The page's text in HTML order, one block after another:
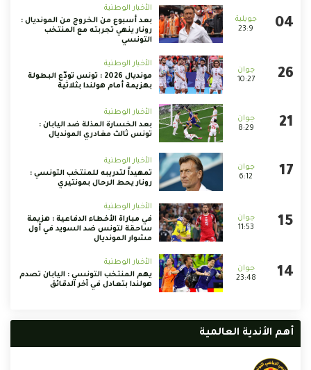
23:9
الأخبار الوطنية
بعد أسبوع من الخروج من المونديال :
رونار ينهي تجربته مع المنتخب
التونسي
10:27
الأخبار الوطنية
مونديال 2026 : تونس تودّع البطولة
بهزيمة أمام هولندا بثلاثية
8:29
الأخبار الوطنية
بعد الخسارة المذلة ضد اليابان :
تونس ثالث مغادري المونديال
6:12
الأخبار الوطنية
تمهيداً لتدريبه للمنتخب التونسي :
رونار يحط الرحال بمونتيري
11:53
الأخبار الوطنية
في مباراة الأخطاء الدفاعية : هزيمة
ساحقة لتونس ضد السويد في أول
مشوار المونديال
23:48
الأخبار الوطنية
يهم المنتخب التونسي : اليابان تصدم
هولندا بتعادل في آخر الدقائق
أهم الأندية العالمية